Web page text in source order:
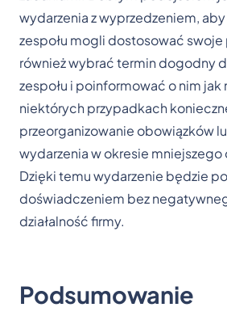
wydarzenia z wyprzedzeniem,
zespołu mogli dostosować swoje
również wybrać termin dogodny
zespołu i poinformować o nim jak
niektórych przypadkach
przeorganizowanie obowiązków
wydarzenia w okresie mniejszego
Dzięki temu wydarzenie będzie
doświadczeniem bez
działalność firmy.
Podsumowanie